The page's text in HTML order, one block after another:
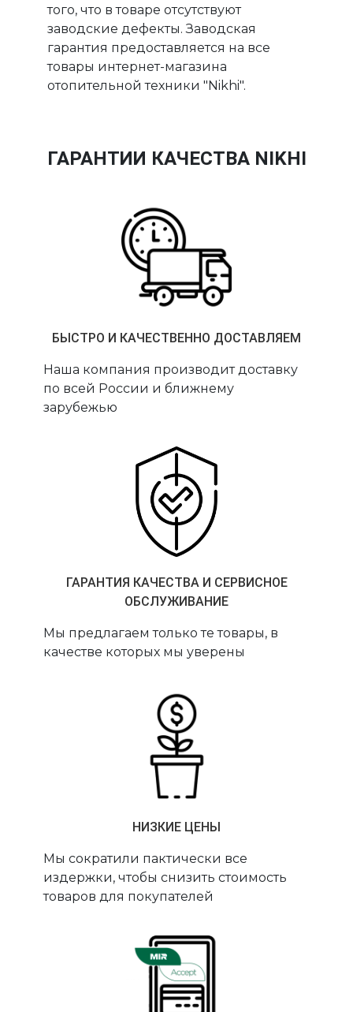
того, что в товаре отсутствуют
заводские дефекты. Заводская
гарантия предоставляется на все
товары интернет-магазина
отопительной техники "Nikhi".
ГАРАНТИИ КАЧЕСТВА NIKHI
БЫСТРО И КАЧЕСТВЕННО ДОСТАВЛЯЕМ
Наша компания производит доставку
по всей России и ближнему
зарубежью
ГАРАНТИЯ КАЧЕСТВА И СЕРВИСНОЕ
ОБСЛУЖИВАНИЕ
Мы предлагаем только те товары, в
качестве которых мы уверены
НИЗКИЕ ЦЕНЫ
Мы сократили пактически все
издержки, чтобы снизить стоимость
товаров для покупателей